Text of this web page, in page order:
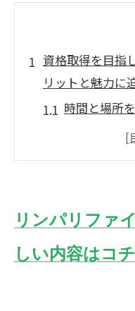
資格取得を目指
リットと魅力に
時間と場所
リンパセラ
講座
オンライン
自分のペー
多忙な日常
リンパリファ
しい内容はコ